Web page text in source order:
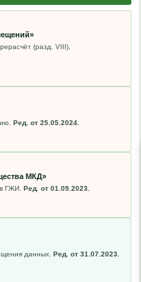
(разд. VIII),
Ред. от 25.05.2024.
МКД»
ГЖИ. Ред. от 01.09.2023.
данных. Ред. от 31.07.2023.